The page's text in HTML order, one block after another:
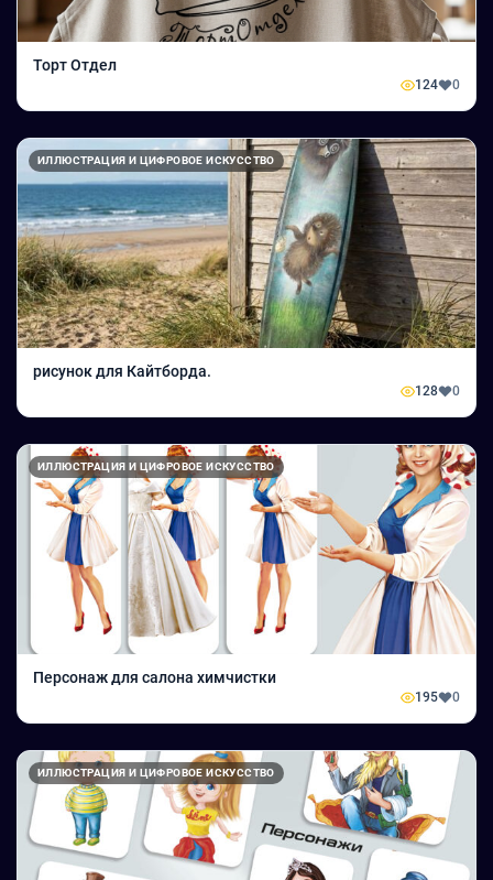
Торт Отдел
124 0
ИЛЛЮСТРАЦИЯ И ЦИФРОВОЕ ИСКУССТВО
рисунок для Кайтборда.
128 0
ИЛЛЮСТРАЦИЯ И ЦИФРОВОЕ ИСКУССТВО
Персонаж для салона химчистки
195 0
ИЛЛЮСТРАЦИЯ И ЦИФРОВОЕ ИСКУССТВО